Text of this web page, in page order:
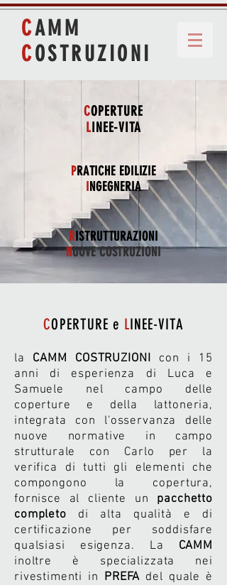
CAMM
COSTRUZIONI
COPERTURE
LINEE-VITA
PRATICHE EDILIZIE
NGEGNERIA
R ISTRUTTURAZIONI
NUOVE COSTRUZIONI
COPERTURE e LINEE-VITA
la CAMM COSTRUZIONI con i 15
anni di esperienza di Luca e
Samuele nel campo delle
coperture e della lattoneria,
integrata con l'osservanza delle
nuove normative in campo
strutturale con Carlo per la
verifica di tutti gli elementi che
compongono la copertura,
fornisce al cliente un pacchetto
completo di alta qualità e di
certificazione per soddisfare
qualsiasi esigenza. La CAMM
inoltre è specializzata nei
rivestimenti in PREFA del quale è